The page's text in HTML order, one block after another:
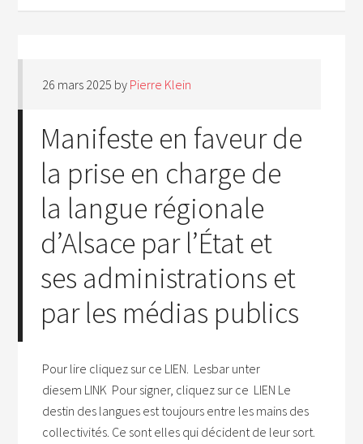
26 mars 2025 by Pierre Klein
Manifeste en faveur de
la prise en charge de
la langue régionale
d’Alsace par l’État et
ses administrations et
par les médias publics
Pour lire cliquez sur ce LIEN. Lesbar unter
diesem LINK Pour signer, cliquez sur ce LIEN Le
destin des langues est toujours entre les mains des
collectivités. Ce sont elles qui décident de leur sort.